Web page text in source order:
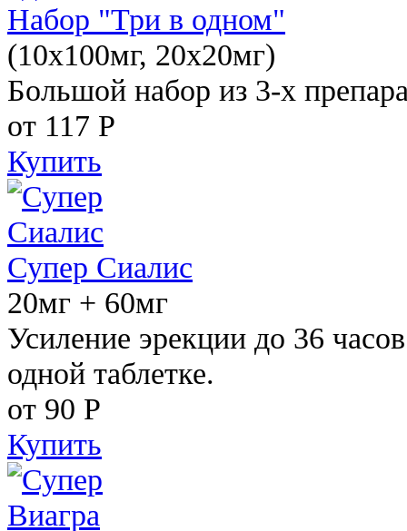
Набор "Три в одном"
(10x100мг, 20x20мг)
Большой набор из 3-х
от 117 Р
Купить
Супер Сиалис
20мг + 60мг
Усиление эрекции до 36
одной таблетке.
от 90 Р
Купить